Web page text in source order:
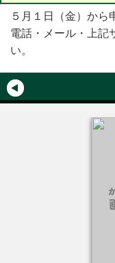
５月１日（金）から
電話・メール・上記
い。